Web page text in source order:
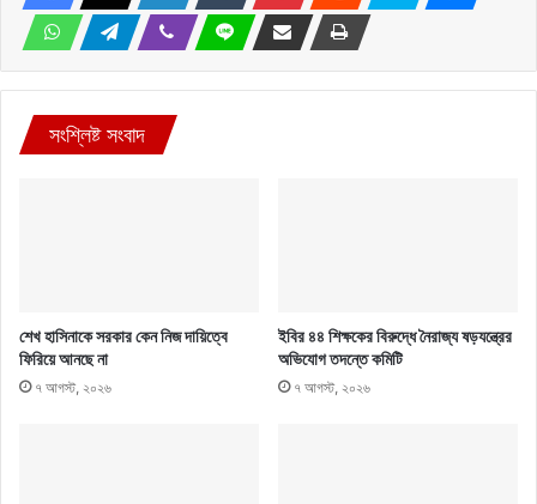
সংশ্লিষ্ট সংবাদ
শেখ হাসিনাকে সরকার কেন নিজ দায়িত্বে
ফিরিয়ে আনছে না
৭ আগস্ট, ২০২৬
ইবির ৪৪ শিক্ষকের বিরুদ্ধে নৈরাজ্য ষড়যন্ত্রের
অভিযোগ তদন্তে কমিটি
৭ আগস্ট, ২০২৬